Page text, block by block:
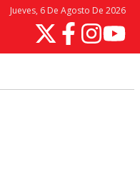
Jueves, 6 De Agosto De 2026